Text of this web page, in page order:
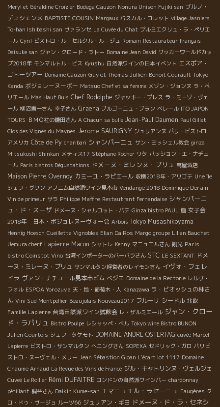
Meryl et Géraldine Croizier Bodega Cauzon Nonura Unison Fujiki san ブルノ・
デュシェンヌ BAPTISTE COUSIN Margaux パスカル・コレット village Jasniers
To-han Ishibashi san ヴァランセ La Cuvée du Chat プルミエクリュ・ラ・ペリエ
ール Cyril ビストロ・ル・セルクル・ルージュ Romain Restaurateur français
Daisuke san ジャン・クロード・ラトー Domaine Jean David サッカーワールドカッ
プ2018年 モンマルトル・ビス Kyushu 自然派ワインの日本イベント エスポア・
ゴトーツアー Domaine Cauzon Guy et Thomas Jullien Benoit Courault Tokyo
Kanda ボジョレーヌーボー Matsuo Chef et sa femme メゾン・ジョンヌ ラ・ペ
リエール Mas Haut Buis Chef Rodolphe ジャッキー・プレス ラ・ミーゾ・ヴェ
ール 柳沼憲一さん 幸子さん Graena ブルゴーニュ・ブラン ベレール ITO JAPON
TOURS ＢＭＯ社の鎌田さん A Chacun sa bulle Jean-Paul Daumen Paul Gillet
Clos des Vignes du Maynes Jerome SAURIGNY ジュリアンヌ パリ・ビストロ
アメリカ Côte de Py charibari シャンパーニュ サン・ミッシェル教会 ginza
Mitsukoshi Shinkan メティス17 Stéphane Rocher リタ パッション・エ・ナチュ
ール Paris bistros Dégustations ドメーヌ・ミレンヌ・ブリュ 萬屋酒店
Maison Pierre Overnoy カミーユ・ラピエール 収穫2018年・アリゴテ Une île
シェフ・グワン アノニム自然派ワイン見本市 Vendange 2018 Dominique Derain
Vin de primeur サラ Philippe Maffre Restautrant Fernandaise シャンパーニ
ュ・ド・スーザ ドメーヌ・シャルロット・バテ Ginza bistro PAUL 鮨 女子会
2018年 日本・ボジョレヌーヴォー会 Arbois Tokyo Musashikoyama
Hennig Hoesch Cueillette Vignobles Elian Da Ros Margo groupe Lilian Bauchet
Uemura cherf Lapierre Macon シャトレ Kenny マニュエルさん 観光 Paris
bistro Coinstot Vino 台湾インポーターのバーバラさん STC LE SEXTANT ドメ
ーヌ・ミレーヌ・ブリュ サンマルタン経営者のレイモンさん イヴォ・フェレ
イラ ヴァン・ナチュール見本市ビム ベジエ Domaine de la Rectorie レルヴ・
フォル ESPOA Yorozuya 天・地・葡萄木・人 Kanazawa ラ・ピオッシュの林さ
ん Vini Sud Montpellier Beaujolais Nouveau2017 フルーリ シードル 北欧
Famille Lapierre 台湾自然派ワイン試飲会 レ・ザルミエール ジャン・クロー
ド・ラパリュ Bistro Poulpe レシャッペ・ベル Tokyo wine Bistro BUNON
Julien Courtois シェフ・タケモト DOMAINE ANDRE OSTERTAG cuvée Marcel
Lapierre ビストロ・サンマルタン へニングさん SOPEXA セドリック・ガロ パリビ
ストロ・ヌーヴェル・メリー Jean Sébastion Gioan L'écart lot 1117 Domaine
Chaume Arnaud La Revue des Vins de France ジル・キャトリンヌ・ヴェルジェ
Cuveé Le Rollier Rémi DUFAITRE ロンドンの自然派ワインバー chardonnay
pétillant 桐谷さん Daikin Kume-san エマニュエル・ラセーニュ Faugères ク
ロ・ドゥ・ヴージョ ルーツ66 ジュリアン・ギヨ ドメーヌ・ド・ラ・セネシ